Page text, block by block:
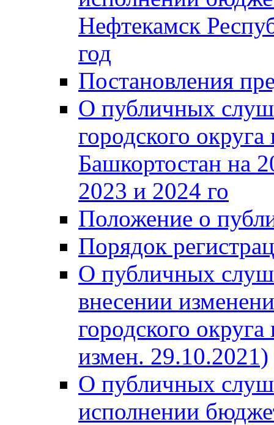
Нефтекамск
год
Постановления
О публичных
городского
Башкортостан на
2023 и 2024 го
Положение о
Порядок
О публичных
внесении
городского
измен. 29.10.2021)
О публичных
исполнении